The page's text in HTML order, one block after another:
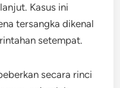
Kasus ini
tersangka dikenal
setempat.
secara rinci